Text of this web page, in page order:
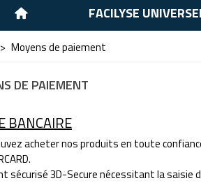
FACILYSE
> Moyens de paiement
DE PAIEMENT
BANCAIRE
acheter nos produits en toute
sécurisé 3D-Secure nécessitant la saisie